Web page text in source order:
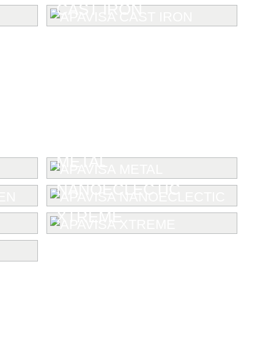
CAST IRON
METAL
NANOECLECTIC
XTREME